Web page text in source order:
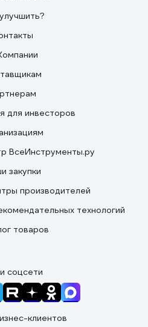
для инвесторов
ВсеИнструменты.ру
закупки
производителей
технологий
товаров
соцсети
клиентов